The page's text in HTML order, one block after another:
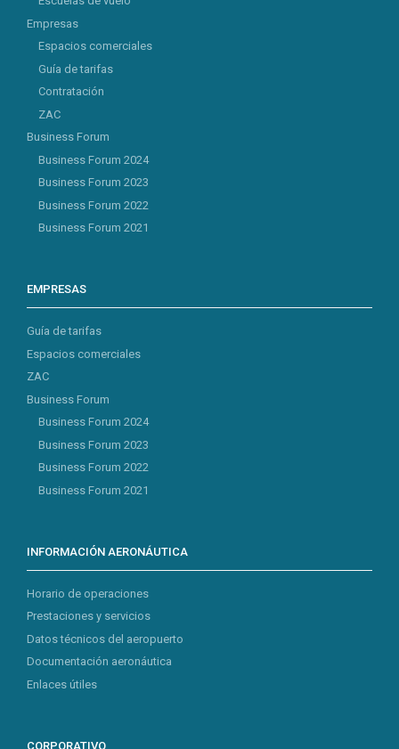
Empresas
Espacios comerciales
Guía de tarifas
Contratación
ZAC
Business Forum
Business Forum 2024
Business Forum 2023
Business Forum 2022
Business Forum 2021
EMPRESAS
Guía de tarifas
Espacios comerciales
ZAC
Business Forum
Business Forum 2024
Business Forum 2023
Business Forum 2022
Business Forum 2021
INFORMACIÓN AERONÁUTICA
Horario de operaciones
Prestaciones y servicios
Datos técnicos del aeropuerto
Documentación aeronáutica
Enlaces útiles
CORPORATIVO